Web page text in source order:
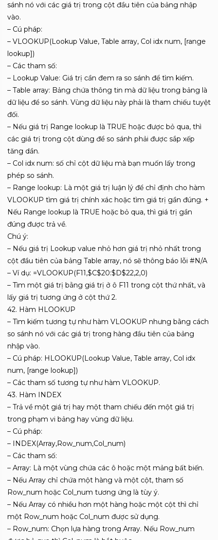
sánh nó với các giá trị trong cột đầu tiên của bảng nhập
vào.
– Cú pháp:
– VLOOKUP(Lookup Value, Table array, Col idx num, [range
lookup])
– Các tham số:
– Lookup Value: Giá trị cần đem ra so sánh để tìm kiếm.
– Table array: Bảng chứa thông tin mà dữ liệu trong bảng là
dữ liệu để so sánh. Vùng dữ liệu này phải là tham chiếu tuyệt
đối.
– Nếu giá trị Range lookup là TRUE hoặc được bỏ qua, thì
các giá trị trong cột dùng để so sánh phải được sắp xếp
tăng dần.
– Col idx num: số chỉ cột dữ liệu mà bạn muốn lấy trong
phép so sánh.
– Range lookup: Là một giá trị luận lý để chỉ định cho hàm
VLOOKUP tìm giá trị chính xác hoặc tìm giá trị gần đúng. +
Nếu Range lookup là TRUE hoặc bỏ qua, thì giá trị gần
đúng được trả về.
Chú ý:
– Nếu giá trị Lookup value nhỏ hơn giá trị nhỏ nhất trong
cột đầu tiên của bảng Table array, nó sẽ thông báo lỗi #N/A
– Ví dụ: =VLOOKUP(F11,$C$20:$D$22,2,0)
– Tìm một giá trị bằng giá trị ở ô F11 trong cột thứ nhất, và
lấy giá trị tương ứng ở cột thứ 2.
42. Hàm HLOOKUP
– Tìm kiếm tương tự như hàm VLOOKUP nhưng bằng cách
so sánh nó với các giá trị trong hàng đầu tiên của bảng
nhập vào.
– Cú pháp: HLOOKUP(Lookup Value, Table array, Col idx
num, [range lookup])
– Các tham số tương tự như hàm VLOOKUP.
43. Hàm INDEX
– Trả về một giá trị hay một tham chiếu đến một giá trị
trong phạm vi bảng hay vùng dữ liệu.
– Cú pháp:
– INDEX(Array,Row_num,Col_num)
– Các tham số:
– Array: Là một vùng chứa các ô hoặc một mảng bất biến.
– Nếu Array chỉ chứa một hàng và một cột, tham số
Row_num hoặc Col_num tương ứng là tùy ý.
– Nếu Array có nhiều hơn một hàng hoặc một cột thì chỉ
một Row_num hoặc Col_num được sử dụng.
– Row_num: Chọn lựa hàng trong Array. Nếu Row_num